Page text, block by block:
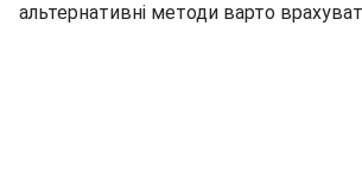
альтернативні методи варто